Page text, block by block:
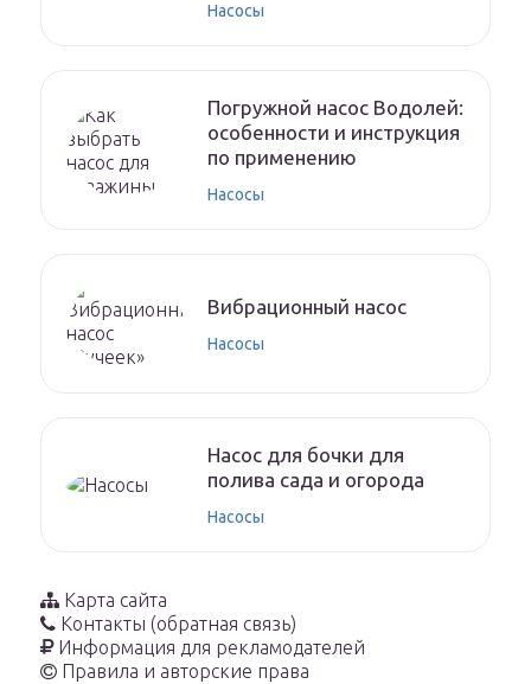
Насосы
Погружной насос Водолей:
особенности и инструкция
по применению
Насосы
Вибрационный насос
Насосы
Насос для бочки для
полива сада и огорода
Насосы
Карта сайта
Контакты (обратная связь)
Информация для рекламодателей
Правила и авторские права